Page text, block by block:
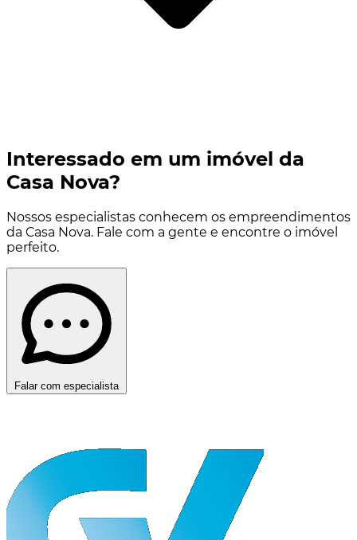
Interessado em um imóvel da
Casa Nova?
Nossos especialistas conhecem os empreendimentos
da Casa Nova. Fale com a gente e encontre o imóvel
perfeito.
Falar com especialista